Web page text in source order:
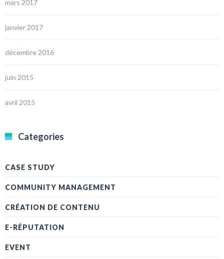
mars 2017
janvier 2017
décembre 2016
juin 2015
avril 2015
Categories
CASE STUDY
COMMUNITY MANAGEMENT
CRÉATION DE CONTENU
E-RÉPUTATION
EVENT